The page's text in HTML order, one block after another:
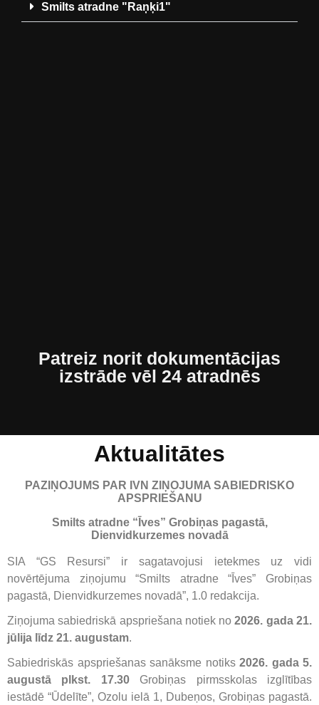
Smilts atradne "Raņķi1"
Patreiz norit dokumentācijas
izstrāde vēl 24 atradnēs
Aktualitātes
PAZIŅOJUMS PAR IVN ZIŅOJUMA SABIEDRISKO
APSPRIEŠANU
Smilts atradne “Īves” Grobiņas pagastā,
Dienvidkurzemes novadā
SIA “GS Resursi” ir sagatavojusi ietekmes uz vidi
novērtējuma ziņojumu “Smilts atradne “Īves” Grobiņas
pagastā, Dienvidkurzemes novadā”, 1.0 redakcija.
Ziņojuma sabiedriskā apspriešana notiek no2026. gada 21.
jūlija līdz 21. augustam.
Sabiedriskās apspriešanas sanāksme notiks 2026. gada 5.
augustā plkst. 17.30Grobiņas pirmsskolas izglītības
iestādē “Ūdelīte”, Ozolu ielā 1, Dubeņos, Grobiņas pagastā.